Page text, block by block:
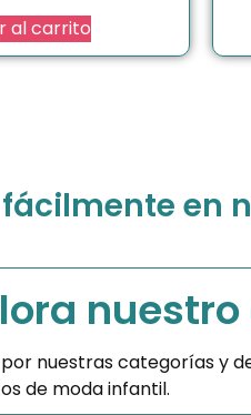
al carrito
fácilmente en
nuestras categorías y
de moda infantil.